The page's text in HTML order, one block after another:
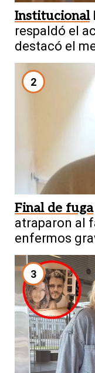
Institucional
respaldó el
destacó el
2
Final de fuga
atraparon al
enfermos
3